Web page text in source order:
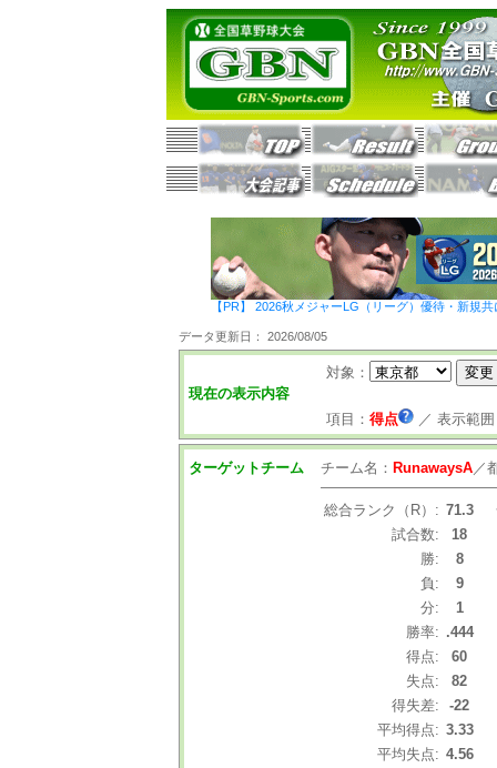
【PR】 2026秋メジャーLG（リーグ）優待・新規
データ更新日： 2026/08/05
現在の表示内容
対象：
項目： 得点 ／ 表示範囲
ターゲットチーム チーム名： RunawaysA／
総合ランク（R）: 71.3
試合数:
18
勝:
8
負:
9
分:
1
勝率: .444
得点:
60
失点:
82
得失差:
-22
平均得点: 3.33
平均失点: 4.56